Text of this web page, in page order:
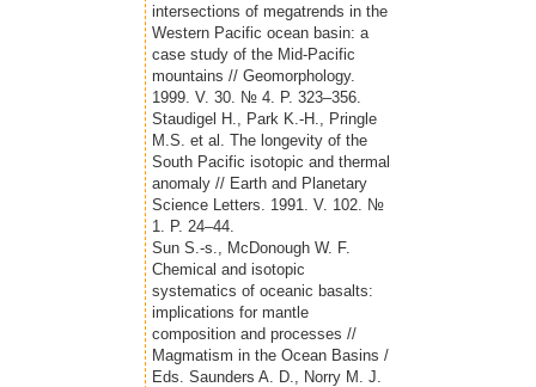
intersections of megatrends in the
Western Pacific ocean basin: a
case study of the Mid-Pacific
mountains // Geomorphology.
1999. V. 30. № 4. P. 323–356.
Staudigel H., Park K.-H., Pringle
M.S. et al. The longevity of the
South Pacific isotopic and thermal
anomaly // Earth and Planetary
Science Letters. 1991. V. 102. №
1. P. 24–44.
Sun S.-s., McDonough W. F.
Chemical and isotopic
systematics of oceanic basalts:
implications for mantle
composition and processes //
Magmatism in the Ocean Basins /
Eds. Saunders A. D., Norry M. J.